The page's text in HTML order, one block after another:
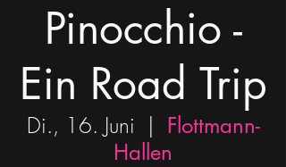
Pinocchio -
Ein Road Trip
Di., 16. Juni
  |
Flottmann-
Hallen